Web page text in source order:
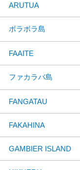
ARUTUA
ボラボラ島
FAAITE
ファカラバ島
FANGATAU
FAKAHINA
GAMBIER ISLAND